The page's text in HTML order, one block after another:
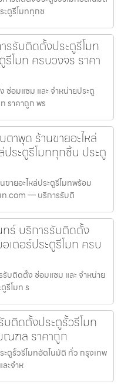
ะตูรีโมททุกช
รรับติดตั้งประตูรีโมท
โมท ครบวงจร ราคา
ซ่อมแซม และ จำหน่ายประตู
ราคาถูก พร
าพุด ร้านขายอะไหล่
ประตูรีโมททุกชิ้น ประตู
ายอะไหล่ประตูรีโมทพร้อม
ท.com — บริการรับติ
ทร์ บริการรับติดตั้ง
เตอร์ประตูรีโมท ครบ
บติดตั้ง ซ่อมแซม และ จำหน่าย
รีโมท ร
ติดตั้งประตูรั้วรีโมท
ณฑล ราคาถูก
ตูรั้วรีโมทอัตโนมัติ ทั่ว กรุงเทพ
ะจำห